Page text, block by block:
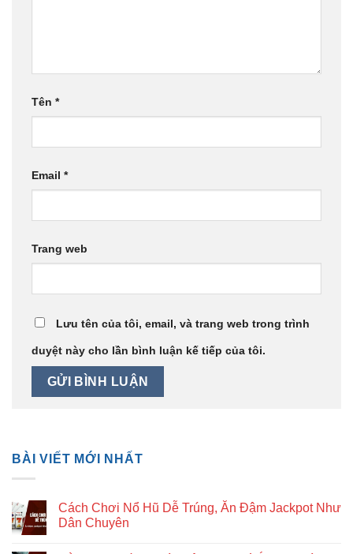
Tên *
Email *
Trang web
Lưu tên của tôi, email, và trang web trong trình
duyệt này cho lần bình luận kế tiếp của tôi.
BÀI VIẾT MỚI NHẤT
Cách Chơi Nổ Hũ Dễ Trúng, Ăn Đậm Jackpot Như
Dân Chuyên